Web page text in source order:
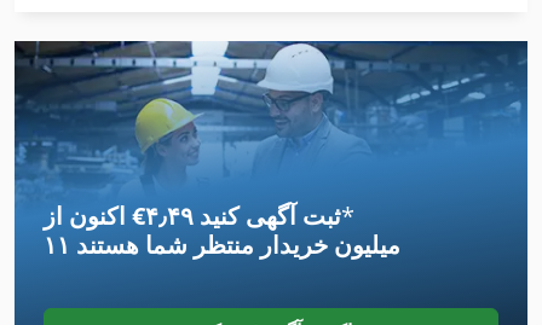
Biesse Rover 20
Biesse Rover 22
Biesse Rover 23
Biesse Rover 24
Biesse Rover 24 L
Biesse Rover 24 S
اکنون از ‎€۴٫۴۹ ثبت آگهی کنید*
۱۱ میلیون خریدار منتظر شما هستند